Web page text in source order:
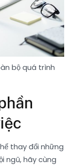
bộ quá trình
thay đổi những
ngũ, hãy cùng